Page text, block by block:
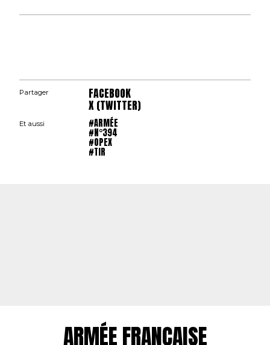
Partager FACEBOOK
X (TWITTER)
Et aussi #ARMÉE
#N°394
#OPEX
#TIR
ARMÉE FRANÇAISE